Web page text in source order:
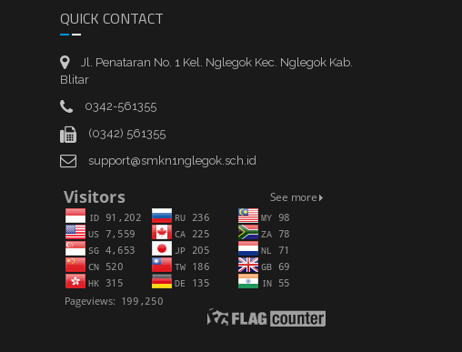
QUICK CONTACT
Jl. Penataran No. 1 Kel. Nglegok Kec. Nglegok Kab.
Blitar
0342-561355
(0342) 561355
support@smkn1nglegok.sch.id